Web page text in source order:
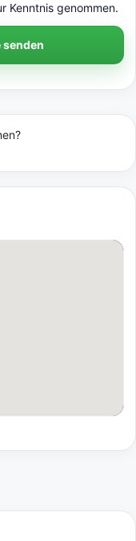
Kenntnis genommen.